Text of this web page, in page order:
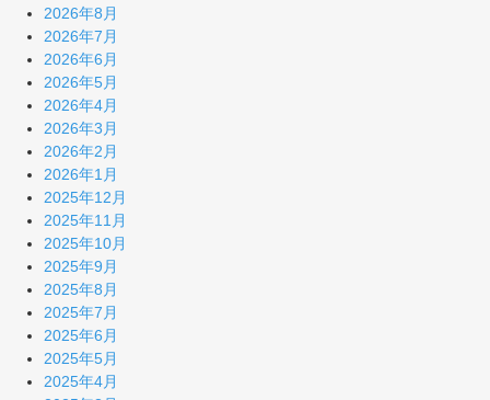
2026年8月
2026年7月
2026年6月
2026年5月
2026年4月
2026年3月
2026年2月
2026年1月
2025年12月
2025年11月
2025年10月
2025年9月
2025年8月
2025年7月
2025年6月
2025年5月
2025年4月